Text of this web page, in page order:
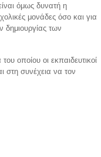
όμως δυνατή η
μονάδες όσο και για
δημιουργίας των
οποίου οι εκπαιδευτικοί
στη συνέχεια να τον